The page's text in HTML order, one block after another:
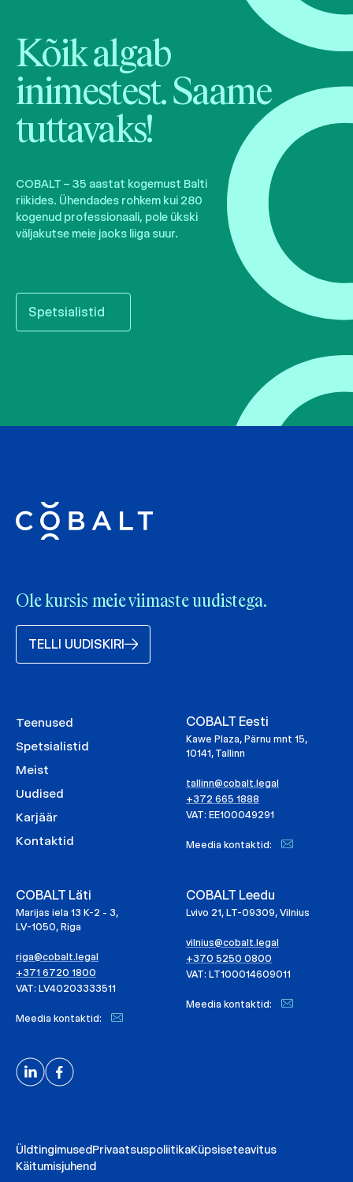
Kõik algab
inimestest. Saame
tuttavaks!
COBALT – 35 aastat kogemust Balti
riikides. Ühendades rohkem kui 280
kogenud professionaali, pole ükski
väljakutse meie jaoks liiga suur.
Spetsialistid
Ole kursis meie viimaste uudistega.
TELLI UUDISKIRI
Teenused
Spetsialistid
Meist
Uudised
Karjäär
Kontaktid
COBALT Eesti
Kawe Plaza, Pärnu mnt 15,
10141, Tallinn
tallinn@cobalt.legal
+372 665 1888
VAT: EE100049291
Meedia kontaktid:
COBALT Läti
Marijas iela 13 K-2 - 3,
LV-1050, Riga
riga@cobalt.legal
+371 6720 1800
VAT: LV40203333511
Meedia kontaktid:
COBALT Leedu
Lvivo 21, LT-09309, Vilnius
vilnius@cobalt.legal
+370 5250 0800
VAT: LT100014609011
Meedia kontaktid:
ÜldtingimusedPrivaatsuspoliitikaKüpsiseteavitus
Käitumisjuhend